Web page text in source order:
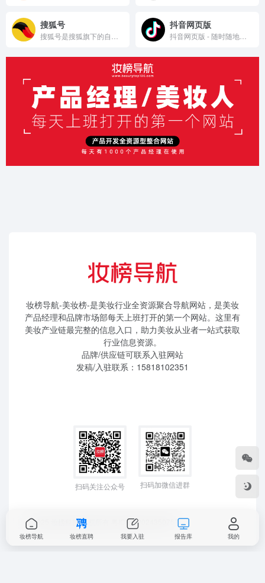
搜狐号 抖音网页版
妆榜导航-美妆榜-是美妆行业全资源聚合导航网站，是美妆
产品经理和品牌市场部每天上班打开的第一个网站。这里有
美妆产业链最完整的信息入口，助力美妆从业者一站式获取
行业信息资源。
品牌/供应链可联系入驻网站
发稿/入驻联系：15818102351
扫码关注公众号 扫码加微信进群
©2025 妆榜科技 版权所有 粤ICP备2024350757
妆榜导航 妆榜直聘 我要入驻 报告库 我的